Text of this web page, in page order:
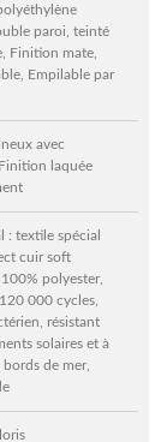
paroi, teinté
Finition mate,
Empilable par
avec
laquée
: textile spécial
cuir soft
polyester,
000 cycles,
résistant
solaires et à
bords de mer,